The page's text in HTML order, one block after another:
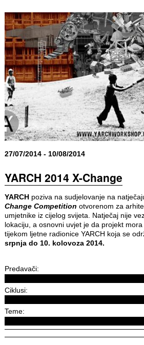
27/07/2014 - 10/08/2014
YARCH 2014 X-Change
YARCHpoziva na sudjelovanje na
Change Competition otvorenom za
umjetnike iz cijelog svijeta. Natječaj nije
lokaciju, a osnovni uvjet je da projekt mora
tijekom ljetne radionice YARCH koja se
srpnja do 10. kolovoza 2014.
Predavači:
Ciklusi:
Teme: